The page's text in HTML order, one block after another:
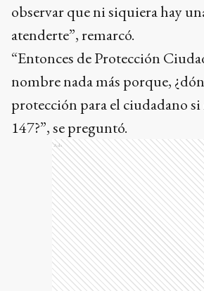
observar que ni siquiera hay
atenderte”, remarcó.
“Entonces de Protección
nombre nada más porque,
protección para el ciudadano
147?”, se preguntó.
Ads